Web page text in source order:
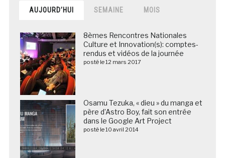
AUJOURD’HUI SEMAINE MOIS
8èmes Rencontres Nationales
Culture et Innovation(s): comptes-
rendus et vidéos de la journée
posté le 12 mars 2017
Osamu Tezuka, « dieu » du manga et
père d’Astro Boy, fait son entrée
dans le Google Art Project
posté le 10 avril 2014